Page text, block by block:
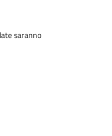
saranno